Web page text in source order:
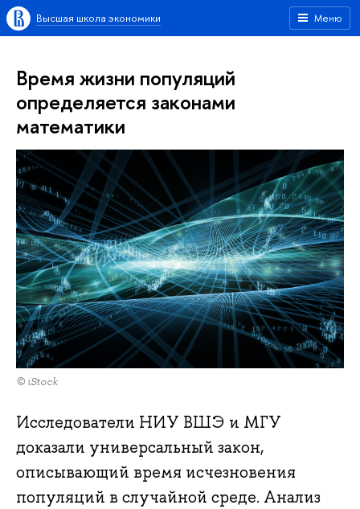
Меню
Высшая школа экономики
Время жизни популяций
определяется законами
математики
© iStock
Исследователи НИУ ВШЭ и МГУ
доказали универсальный закон,
описывающий время исчезновения
популяций в случайной среде. Анализ